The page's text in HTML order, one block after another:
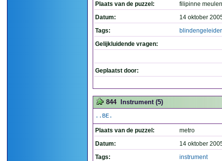
Plaats van de puzzel:
filipinne
Datum:
14 oktober
Tags:
blindengeleider
Gelijkluidende vragen:
Geplaatst door:
844 Instrument (5)
..BE.
Plaats van de puzzel:
metro
Datum:
14 oktober
Tags:
instrument